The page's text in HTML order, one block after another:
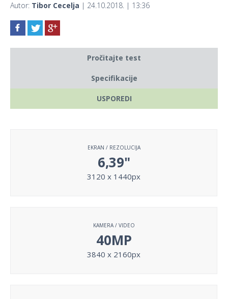
Autor: Tibor Cecelja | 24.10.2018. | 13:36
Pročitajte test
Specifikacije
USPOREDI
EKRAN / REZOLUCIJA
6,39"
3120 x 1440px
KAMERA / VIDEO
40MP
3840 x 2160px